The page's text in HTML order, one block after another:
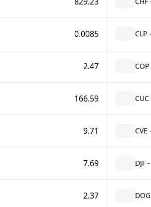
0.0085
2.47
166.59
9.71
7.69 DJF
2.37